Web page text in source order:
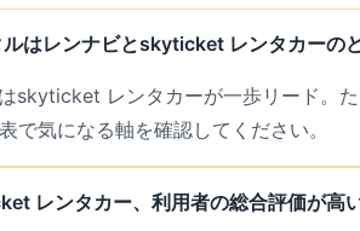
はレンナビとskyticket レンタカーの
skyticket レンタカーが一歩リード。
で気になる軸を確認してください。
レンタカー、利用者の総合評価が高